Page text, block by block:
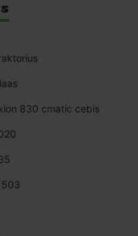
830 cmatic cebis
503